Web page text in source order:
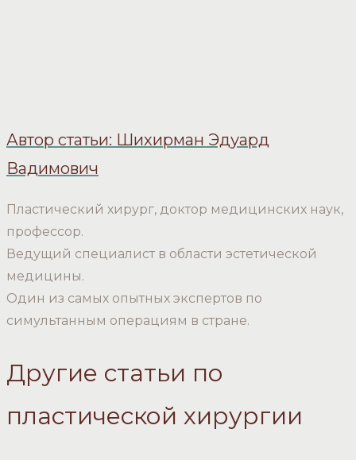
Автор статьи: Шихирман Эдуард
Вадимович
Пластический хирург, доктор медицинских наук,
профессор.
Ведущий специалист в области эстетической
медицины.
Один из самых опытных экспертов по
симультанным операциям в стране.
Другие статьи по
пластической хирургии